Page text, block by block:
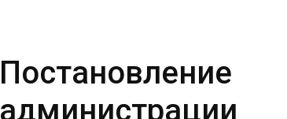
Постановление
администрации